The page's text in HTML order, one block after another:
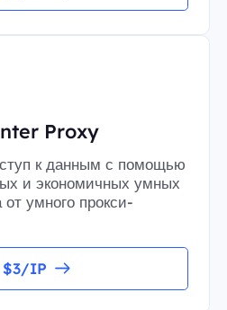
Proxy
к данным с помощью
и экономичных умных
умного прокси-
$3/IP